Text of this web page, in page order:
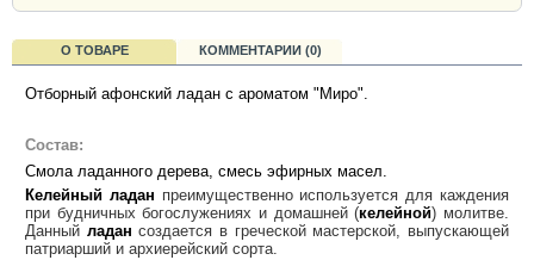
О ТОВАРЕ КОММЕНТАРИИ (0)
Отборный афонский ладан с ароматом "Миро".
Состав:
Смола ладанного дерева, смесь эфирных масел.
Келейный ладан преимущественно используется для каждения
при будничных богослужениях и домашней (келейной) молитве.
Данный ладан создается в греческой мастерской, выпускающей
патриарший и архиерейский сорта.